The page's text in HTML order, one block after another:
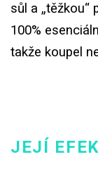
sůl a
100%
takže koupel
JEJÍ